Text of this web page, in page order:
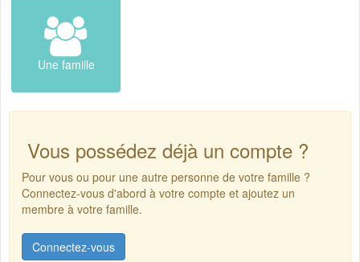
Une famille
Vous possédez déjà un compte ?
Pour vous ou pour une autre personne de votre famille ?
Connectez-vous d'abord à votre compte et ajoutez un
membre à votre famille.
Connectez-vous